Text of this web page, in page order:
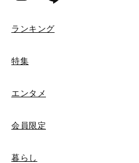
ランキング
特集
エンタメ
会員限定
暮らし